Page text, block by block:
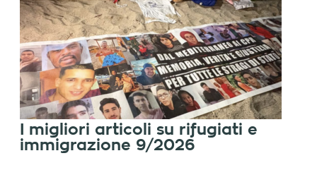
I migliori articoli su rifugiati e
immigrazione 9/2026